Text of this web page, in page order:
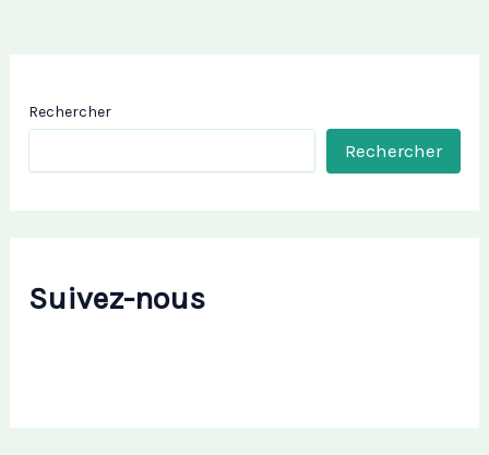
Rechercher
Rechercher
Suivez-nous